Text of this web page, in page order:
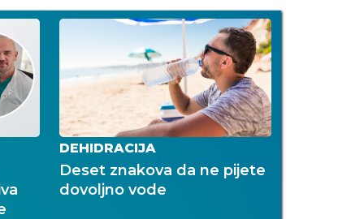
DEHIDRACIJA
Deset znakova da ne pijete
dovoljno vode